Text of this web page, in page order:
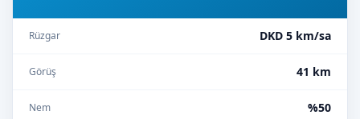
Rüzgar DKD 5 km/sa
Görüş 41 km
Nem %50